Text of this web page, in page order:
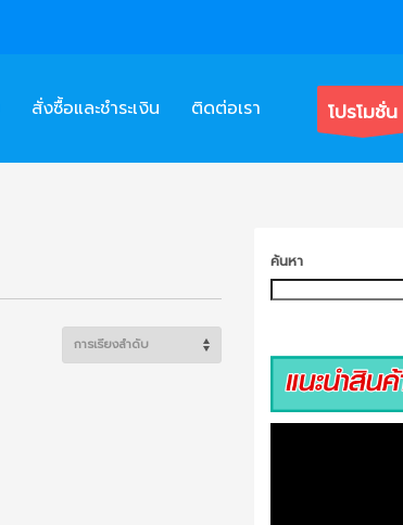
สั่งซื้อและชำระเงิน ติดต่อเรา โปรโมชั่น
ค้นหา